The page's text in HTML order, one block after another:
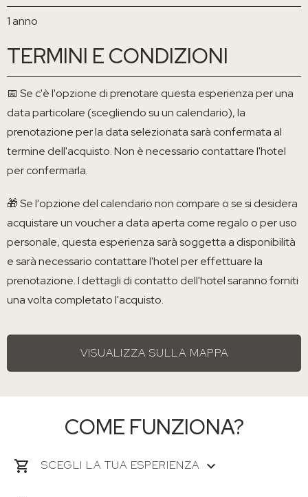
1 anno
TERMINI E CONDIZIONI
📅 Se c'è l'opzione di prenotare questa esperienza per una
data particolare (scegliendo su un calendario), la
prenotazione per la data selezionata sarà confermata al
termine dell'acquisto. Non è necessario contattare l'hotel
per confermarla.
🎁 Se l'opzione del calendario non compare o se si desidera
acquistare un voucher a data aperta come regalo o per uso
personale, questa esperienza sarà soggetta a disponibilità
e sarà necessario contattare l'hotel per effettuare la
prenotazione. I dettagli di contatto dell'hotel saranno forniti
una volta completato l'acquisto.
VISUALIZZA SULLA MAPPA
COME FUNZIONA?
SCEGLI LA TUA ESPERIENZA